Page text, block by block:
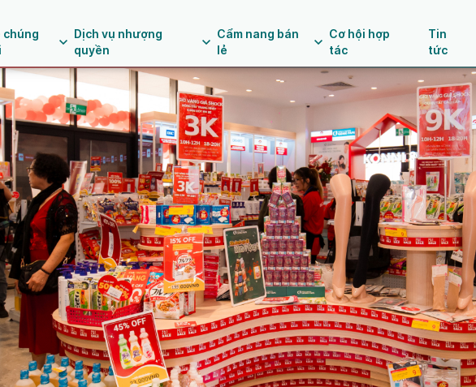
chúng
Dịch vụ nhượng
quyền
Cẩm nang bán
lẻ
Cơ hội hợp
tác
Tin
tức